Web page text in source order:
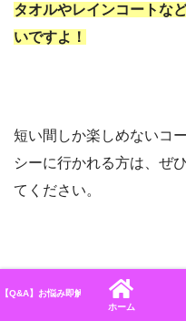
タオルやレインコートな
いですよ！
短い間しか楽しめないコ
シーに行かれる方は、ぜ
てください。
待つ理由がわかるくらい
【Q&A】お悩み即解決！ディズニーに関す
ホーム